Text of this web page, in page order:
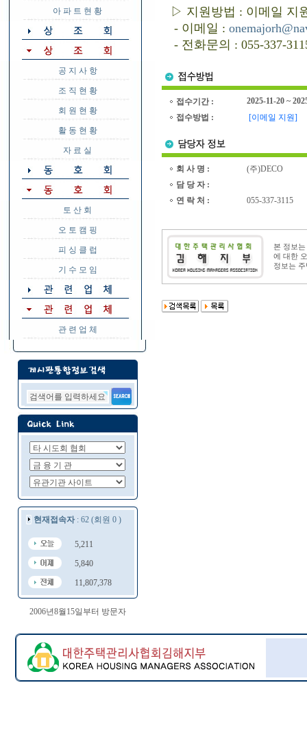
아 파 트 현 황
공 지 사 항
조 직 현 황
회 원 현 황
활 동 현 황
자 료 실
토 산 회
오 토 캠 핑
피 싱 클 럽
기 수 모 임
관 련 업 체
현재접속자: 62 (회원 0 )
5,211
5,840
11,807,378
2006년8월15일부터 방문자
▷ 지원방법 : 이메일 지
- 이메일 :
- 전화문의 : 055-337-
접수기간 :
2025-11-20 ~
접수방법 :
[이메일 지원]
회 사 명 :
(주)DECO
담 당 자 :
연 락 처 :
055-337-3115
본 정보는
에 대한
정보는